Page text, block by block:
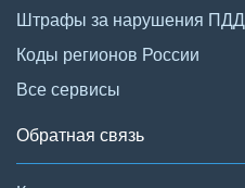
Штрафы за нарушения ПДД
Коды регионов России
Все сервисы
Обратная связь